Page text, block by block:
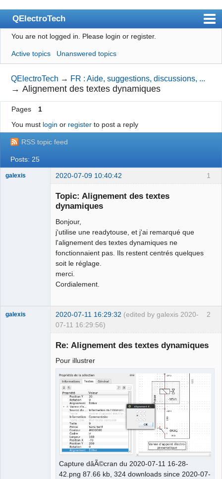
QElectroTech
Index
User list
Search
Register
Login
Site officiel
Wiki
BugTracker
Manual 0.8_cs
Google_Search
You are not logged in. Please login or register.
Active topics Unanswered topics
QElectroTech → FR : Aide, suggestions, discussions, ...
→Alignement des textes dynamiques
Pages
1
You must login or registerto post a reply
RSS topic feed
Posts: 25
1
galexis 2020-07-09 10:40:42
Topic: Alignement des textes
dynamiques
Bonjour,
j'utilise une readytouse, et j'ai remarqué que
l'alignement des textes dynamiques ne
fonctionnaient pas. Ils restent centrés quelques
soit le réglage.
merci.
Cordialement.
2
galexis 2020-07-11 16:29:32 (edited by galexis 2020-
07-11 16:29:56)
Re: Alignement des textes dynamiques
Pour illustrer
Capture dâÃ©cran du 2020-07-11 16-28-
42.png 87.66 kb, 324 downloads since 2020-07-